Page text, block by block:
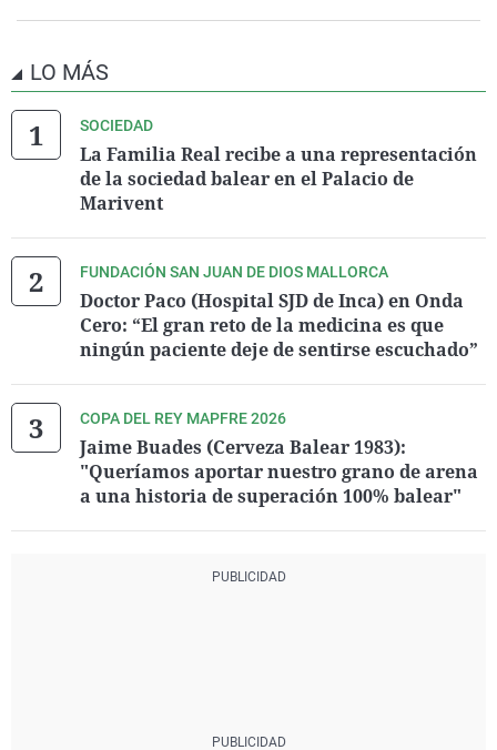
LO MÁS
SOCIEDAD
La Familia Real recibe a una representación
de la sociedad balear en el Palacio de
Marivent
FUNDACIÓN SAN JUAN DE DIOS MALLORCA
Doctor Paco (Hospital SJD de Inca) en Onda
Cero: “El gran reto de la medicina es que
ningún paciente deje de sentirse escuchado”
COPA DEL REY MAPFRE 2026
Jaime Buades (Cerveza Balear 1983):
"Queríamos aportar nuestro grano de arena
a una historia de superación 100% balear"